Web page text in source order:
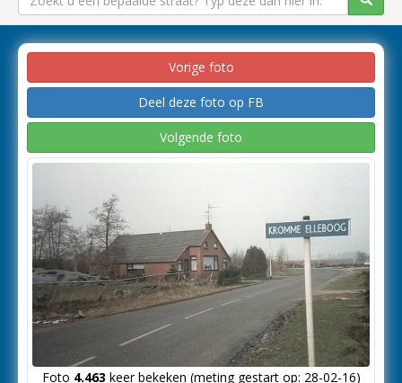
Vorige foto
Deel deze foto op FB
Volgende foto
Foto 4.463 keer bekeken (meting gestart op: 28-02-16)